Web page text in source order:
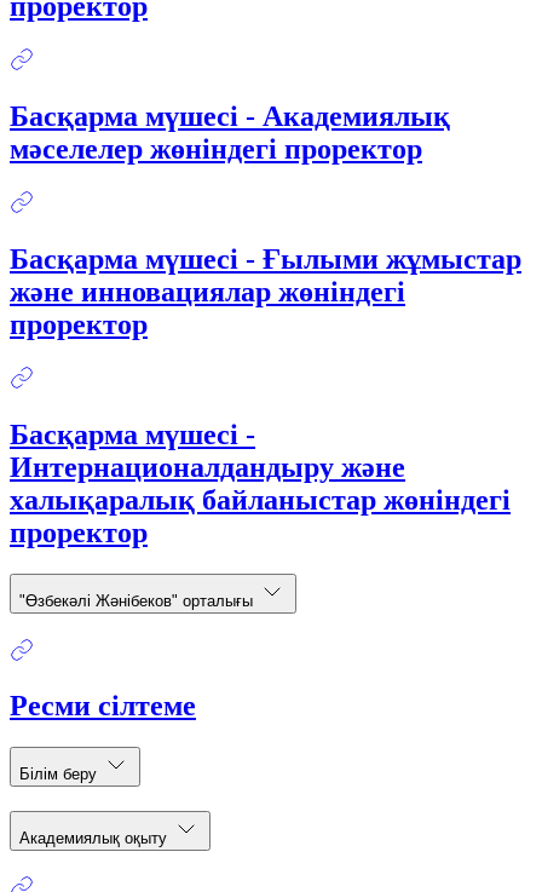
проректор
Басқарма мүшесі - Академиялық
мәселелер жөніндегі проректор
Басқарма мүшесі - Ғылыми жұмыстар
және инновациялар жөніндегі
проректор
Басқарма мүшесі -
Интернационалдандыру және
халықаралық байланыстар жөніндегі
проректор
"Өзбекәлі Жәнібеков" орталығы
Ресми сілтеме
Білім беру
Академиялық оқыту